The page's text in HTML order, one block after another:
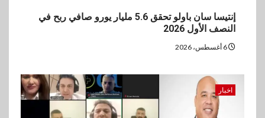
إنتيسا سان باولو تحقق 5.6 مليار يورو صافي ربح في
النصف الأول 2026
اخبار